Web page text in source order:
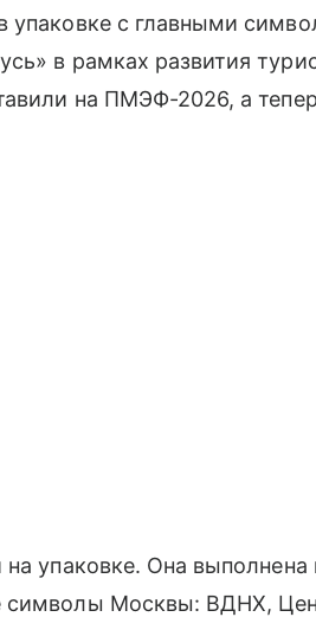
упаковке с главными
в рамках развития
на ПМЭФ-2026, а
упаковке. Она выполнена
символы Москвы: ВДНХ,